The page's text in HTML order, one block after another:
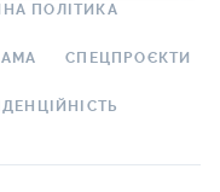
ПОЛІТИКА
СПЕЦПРОЄКТИ